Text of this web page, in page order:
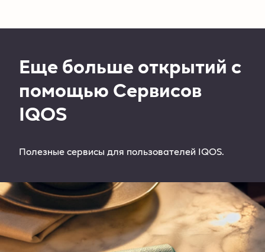
Еще больше открытий с
помощью Сервисов
IQOS
Полезные сервисы для пользователей IQOS.